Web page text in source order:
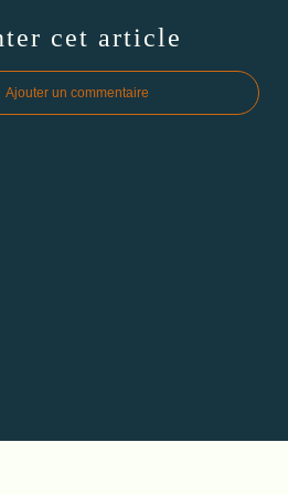
cet article
Ajouter un commentaire